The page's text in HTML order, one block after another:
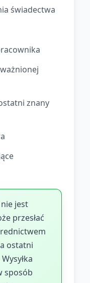
świadectwa
znany
jest
przesłać
ostatni
sposób